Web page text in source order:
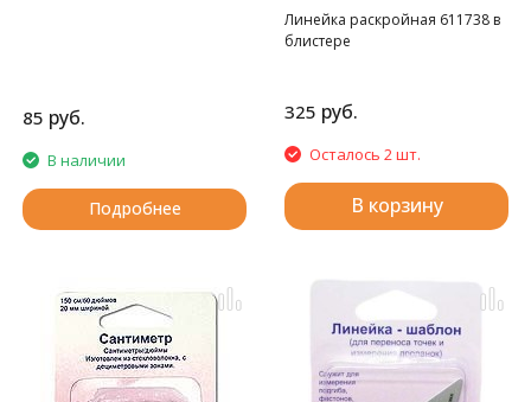
85 руб.
В наличии
Подробнее
Линейка раскройная 611738 в
блистере
325 руб.
Осталось 2 шт.
В корзину